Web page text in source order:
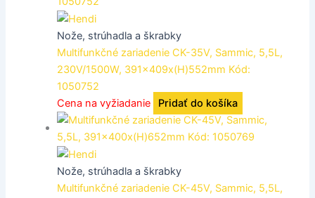
Nože, strúhadla a škrabky
Multifunkčné zariadenie CK-35V, Sammic, 5,5L,
230V/1500W, 391x409x(H)552mm Kód:
1050752
Cena na vyžiadanie
Pridať do košíka
Nože, strúhadla a škrabky
Multifunkčné zariadenie CK-45V, Sammic, 5,5L,